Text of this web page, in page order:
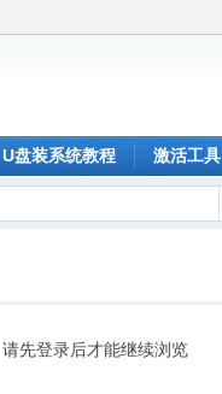
U盘装系统教程 激活工具
请先登录后才能继续浏览